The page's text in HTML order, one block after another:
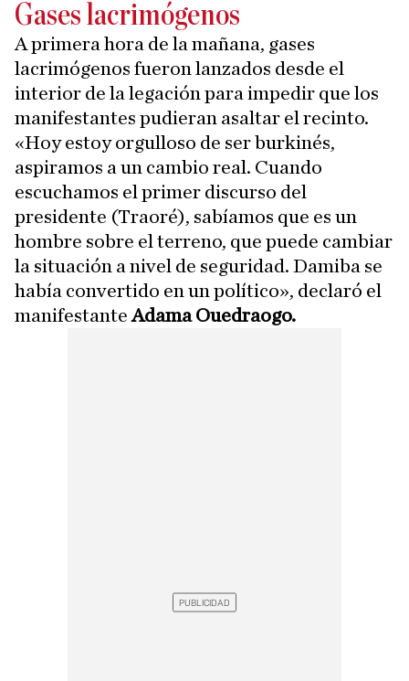
Gases lacrimógenos
A primera hora de la mañana, gases
lacrimógenos fueron lanzados desde el
interior de la legación para impedir que los
manifestantes pudieran asaltar el recinto.
«Hoy estoy orgulloso de ser burkinés,
aspiramos a un cambio real. Cuando
escuchamos el primer discurso del
presidente (Traoré), sabíamos que es un
hombre sobre el terreno, que puede cambiar
la situación a nivel de seguridad. Damiba se
había convertido en un político», declaró el
manifestanteAdama Ouedraogo.